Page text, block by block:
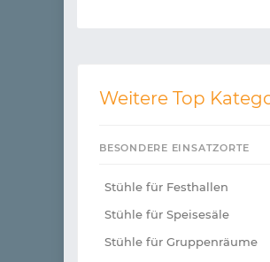
Weitere Top
BESONDERE EINSATZORTE
Stühle für Festhallen
Stühle für Speisesäle
Stühle für Gruppenräume